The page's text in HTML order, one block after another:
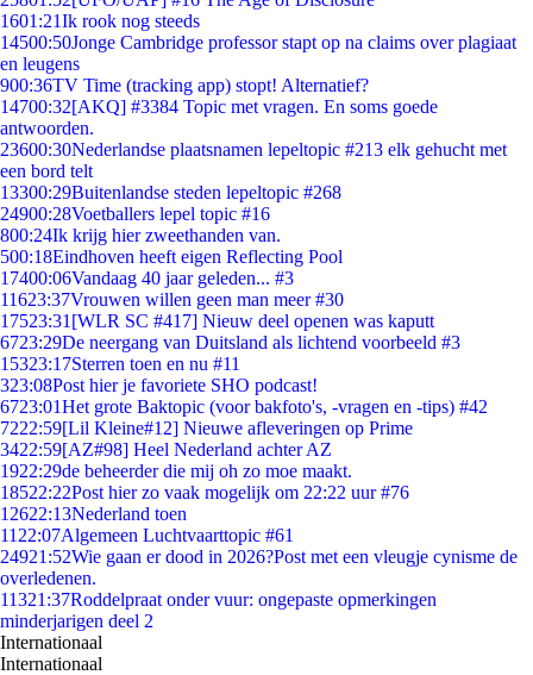
1601:21Ik rook nog steeds
14500:50Jonge Cambridge professor stapt op na claims over plagiaat
en leugens
900:36TV Time (tracking app) stopt! Alternatief?
14700:32[AKQ] #3384 Topic met vragen. En soms goede
antwoorden.
23600:30Nederlandse plaatsnamen lepeltopic #213 elk gehucht met
een bord telt
13300:29Buitenlandse steden lepeltopic #268
24900:28Voetballers lepel topic #16
800:24Ik krijg hier zweethanden van.
500:18Eindhoven heeft eigen Reflecting Pool
17400:06Vandaag 40 jaar geleden... #3
11623:37Vrouwen willen geen man meer #30
17523:31 [WLR SC #417] Nieuw deel openen was kaputt
6723:29De neergang van Duitsland als lichtend voorbeeld #3
15323:17Sterren toen en nu #11
323:08Post hier je favoriete SHO podcast!
6723:01Het grote Baktopic (voor bakfoto's, -vragen en -tips) #42
7222:59[Lil Kleine#12] Nieuwe afleveringen op Prime
3422:59[AZ#98] Heel Nederland achter AZ
1922:29de beheerder die mij oh zo moe maakt.
18522:22Post hier zo vaak mogelijk om 22:22 uur #76
12622:13Nederland toen
11 22:07Algemeen Luchtvaarttopic #61
24921:52Wie gaan er dood in 2026?Post met een vleugje cynisme de
overledenen.
11321:37Roddelpraat onder vuur: ongepaste opmerkingen
minderjarigen deel 2
Internationaal
Internationaal